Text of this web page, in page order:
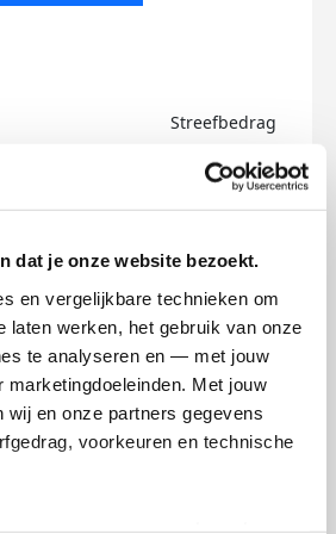
dat je onze website bezoekt.
en vergelijkbare technieken om
laten werken, het gebruik van onze
te analyseren en — met jouw
Met jouw
wij en onze partners gegevens
voorkeuren en technische
Streefbedrag
badges